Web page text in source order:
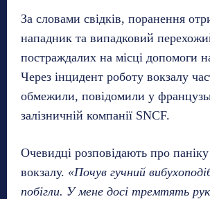
За словами свідків, поранення
нападник та випадковий
постраждалих на місці допомоги
Через інцидент роботу вокзалу
обмежили, повідомили у
залізничній компанії SNCF.
Очевидці розповідають про паніку
вокзалу. «Почув гучний
побігли. У мене досі тремтять